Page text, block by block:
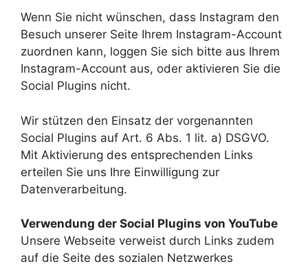
Wenn Sie nicht wünschen, dass Instagram den
Besuch unserer Seite Ihrem Instagram-Account
zuordnen kann, loggen Sie sich bitte aus Ihrem
Instagram-Account aus, oder aktivieren Sie die
Social Plugins nicht.
Wir stützen den Einsatz der vorgenannten
Social Plugins auf Art. 6 Abs. 1 lit. a) DSGVO.
Mit Aktivierung des entsprechenden Links
erteilen Sie uns Ihre Einwilligung zur
Datenverarbeitung.
Verwendung der Social Plugins von YouTube
Unsere Webseite verweist durch Links zudem
auf die Seite des sozialen Netzwerkes